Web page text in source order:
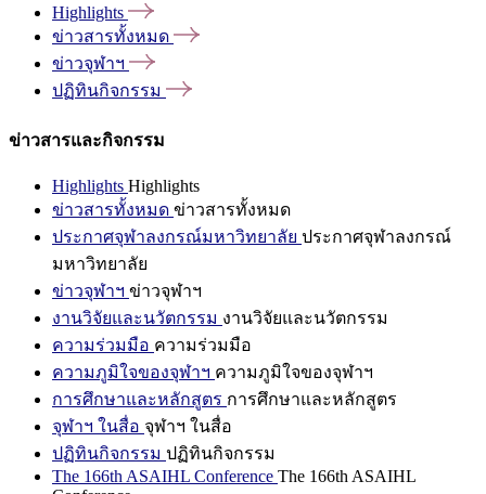
Highlights
ข่าวสารทั้งหมด
ข่าวจุฬาฯ
ปฏิทินกิจกรรม
ข่าวสารและกิจกรรม
Highlights Highlights
ข่าวสารทั้งหมด ข่าวสารทั้งหมด
ประกาศจุฬาลงกรณ์มหาวิทยาลัย ประกาศจุฬาลงกรณ์
มหาวิทยาลัย
ข่าวจุฬาฯ ข่าวจุฬาฯ
งานวิจัยและนวัตกรรม งานวิจัยและนวัตกรรม
ความร่วมมือ ความร่วมมือ
ความภูมิใจของจุฬาฯ ความภูมิใจของจุฬาฯ
การศึกษาและหลักสูตร การศึกษาและหลักสูตร
จุฬาฯ ในสื่อ จุฬาฯ ในสื่อ
ปฏิทินกิจกรรม ปฏิทินกิจกรรม
The 166th ASAIHL Conference The 166th ASAIHL